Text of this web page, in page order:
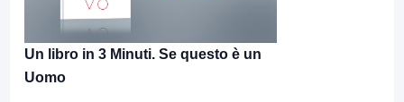
Un libro in 3 Minuti. Se questo è un
Uomo